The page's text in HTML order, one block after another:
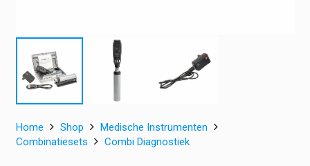
Home Shop
Medische Instrumenten
Combinatiesets
Combi Diagnostiek